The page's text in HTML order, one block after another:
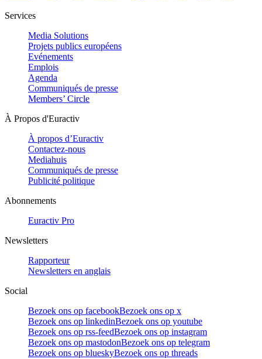
Services
Media Solutions
Projets publics européens
Evénements
Emplois
Agenda
Communiqués de presse
Members’ Circle
À Propos d'Euractiv
À propos d’Euractiv
Contactez-nous
Mediahuis
Communiqués de presse
Publicité politique
Abonnements
Euractiv Pro
Newsletters
Rapporteur
Newsletters en anglais
Social
Bezoek ons op facebookBezoek ons op x
Bezoek ons op linkedinBezoek ons op youtube
Bezoek ons op rss-feedBezoek ons op instagram
Bezoek ons op mastodonBezoek ons op telegram
Bezoek ons op blueskyBezoek ons op threads